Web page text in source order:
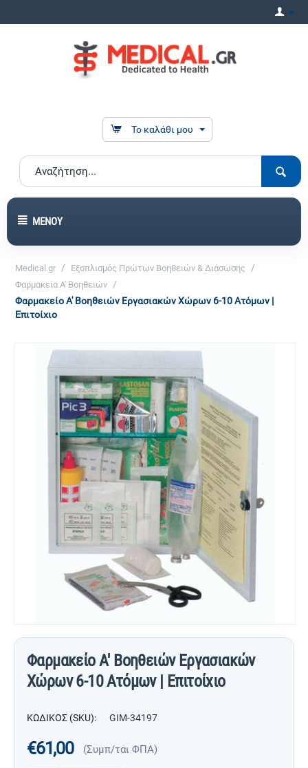
Το καλάθι μου
ΜΕΝΟΎ
Medical.gr / Εξοπλισμός Πρώτων Βοηθειών & Διάσωσης /
Φαρμακεία Α' Βοηθειών /
Φαρμακείο Α' Βοηθειών Εργασιακών Χώρων 6-10 Ατόμων |
Επιτοίχιο
Φαρμακείο Α' Βοηθειών Εργασιακών
Χώρων 6-10 Ατόμων | Επιτοίχιο
ΚΩΔΙΚΟΣ (SKU): GIM-34197
€61,00 (Συμπ/ται ΦΠΑ)